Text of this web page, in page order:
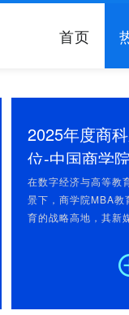
首页
2025年度商
位-中国商学
传播指数
在数字经济与高等教
景下，商学院MBA教
育的战略高地，其新
的核心载体。为深
字化战略部署，中
国200余所商学院